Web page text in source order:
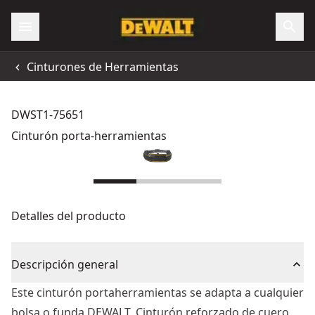
Cinturones de Herramientas
DWST1-75651
Cinturón porta-herramientas
Detalles del producto
Descripción general
Este cinturón portaherramientas se adapta a cualquier